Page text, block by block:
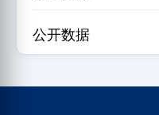
公开数据